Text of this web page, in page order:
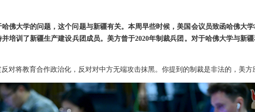
佛大学的问题，这个问题与新疆有关。本周早些时候，美国会议员致函哈佛大
培训了新疆生产建设兵团成员。美方曾于2020年制裁兵团。对于哈佛大学与新
对将教育合作政治化，反对对中方无端攻击抹黑。你提到的制裁是非法的，美方